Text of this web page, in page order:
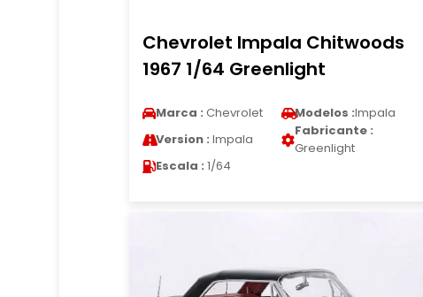
Chevrolet Impala Chitwoods
1967 1/64 Greenlight
Marca : Chevrolet Modelos :Impala
Version : Impala
Fabricante :
Greenlight
Escala : 1/64